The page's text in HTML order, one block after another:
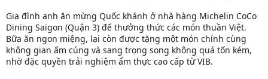
Gia đình anh ăn mừng Quốc khánh ở nhà hàng Michelin CoCo
Dining Saigon (Quận 3) để thưởng thức các món thuần Việt.
Bữa ăn ngon miệng, lại còn được tặng một món chính cùng
không gian ấm cúng và sang trọng song không quá tốn kém,
nhờ đặc quyền trải nghiệm ẩm thực cao cấp từ VIB.